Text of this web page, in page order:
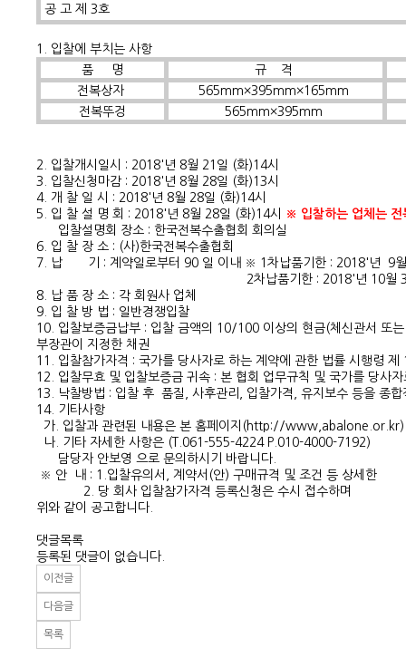
공 고 제 3호
1. 입찰에 부치는 사항
품 명
규 격
전복상자
565mm×395mm×165mm
전복뚜겅
565mm×395mm
2. 입찰개시일시 : 2018'년 8월 21일 (화)14시
3. 입찰신청마감 : 2018'년 8월 28일 (화)13시
4. 개 찰 일 시 : 2018'년 8월 28일 (화)14시
5. 입 찰 설 명 회 : 2018'년 8월 28일 (화)14시
※ 입찰하는 업체는 전
입찰설명회 장소 : 한국전복수출협회 회의실
6. 입 찰 장 소 : (사)한국전복수출협회
7. 납 기 : 계약일로부터 90 일 이내 ※ 1차납품기한 : 2018'년 9
2차납품기한 : 2018'년 10월 31
8. 납 품 장 소 : 각 회원사 업체
9. 입 찰 방 법 : 일반경쟁입찰
10. 입찰보증금납부 : 입찰 금액의 10/100 이상의 현금(체신관서 또
부장관이 지정한 채권
11. 입찰참가자격 : 국가를 당사자로 하는 계약에 관한 법률 시행령
12. 입찰무효 및 입찰보증금 귀속 : 본 협회 업무규칙 및 국가를 당사
13. 낙찰방법 : 입찰 후 품질, 사후관리, 입찰가격, 유지보수 등을 종
14. 기타사항
가. 입찰과 관련된 내용은 본 홈페이지( http://www,abalone.or.kr
나. 기타 자세한 사항은 (T.061-555-4224 P.010-4000-7192)
담당자 안보영 으로 문의하시기 바랍니다.
※ 안 내 : 1.입찰유의서, 계약서(안) 구매규격 및 조건 등
2. 당 회사 입찰참가자격 등록신청은 수시 접수하며 당
위와 같이 공고합니다.
댓글목록
등록된 댓글이 없습니다.
이전글
다음글
목록